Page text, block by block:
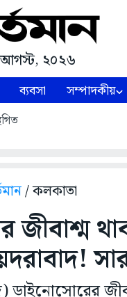
২০২৬
ব্যবসা সম্পাদকীয়
/ কলকাতা
জীবাশ্ম